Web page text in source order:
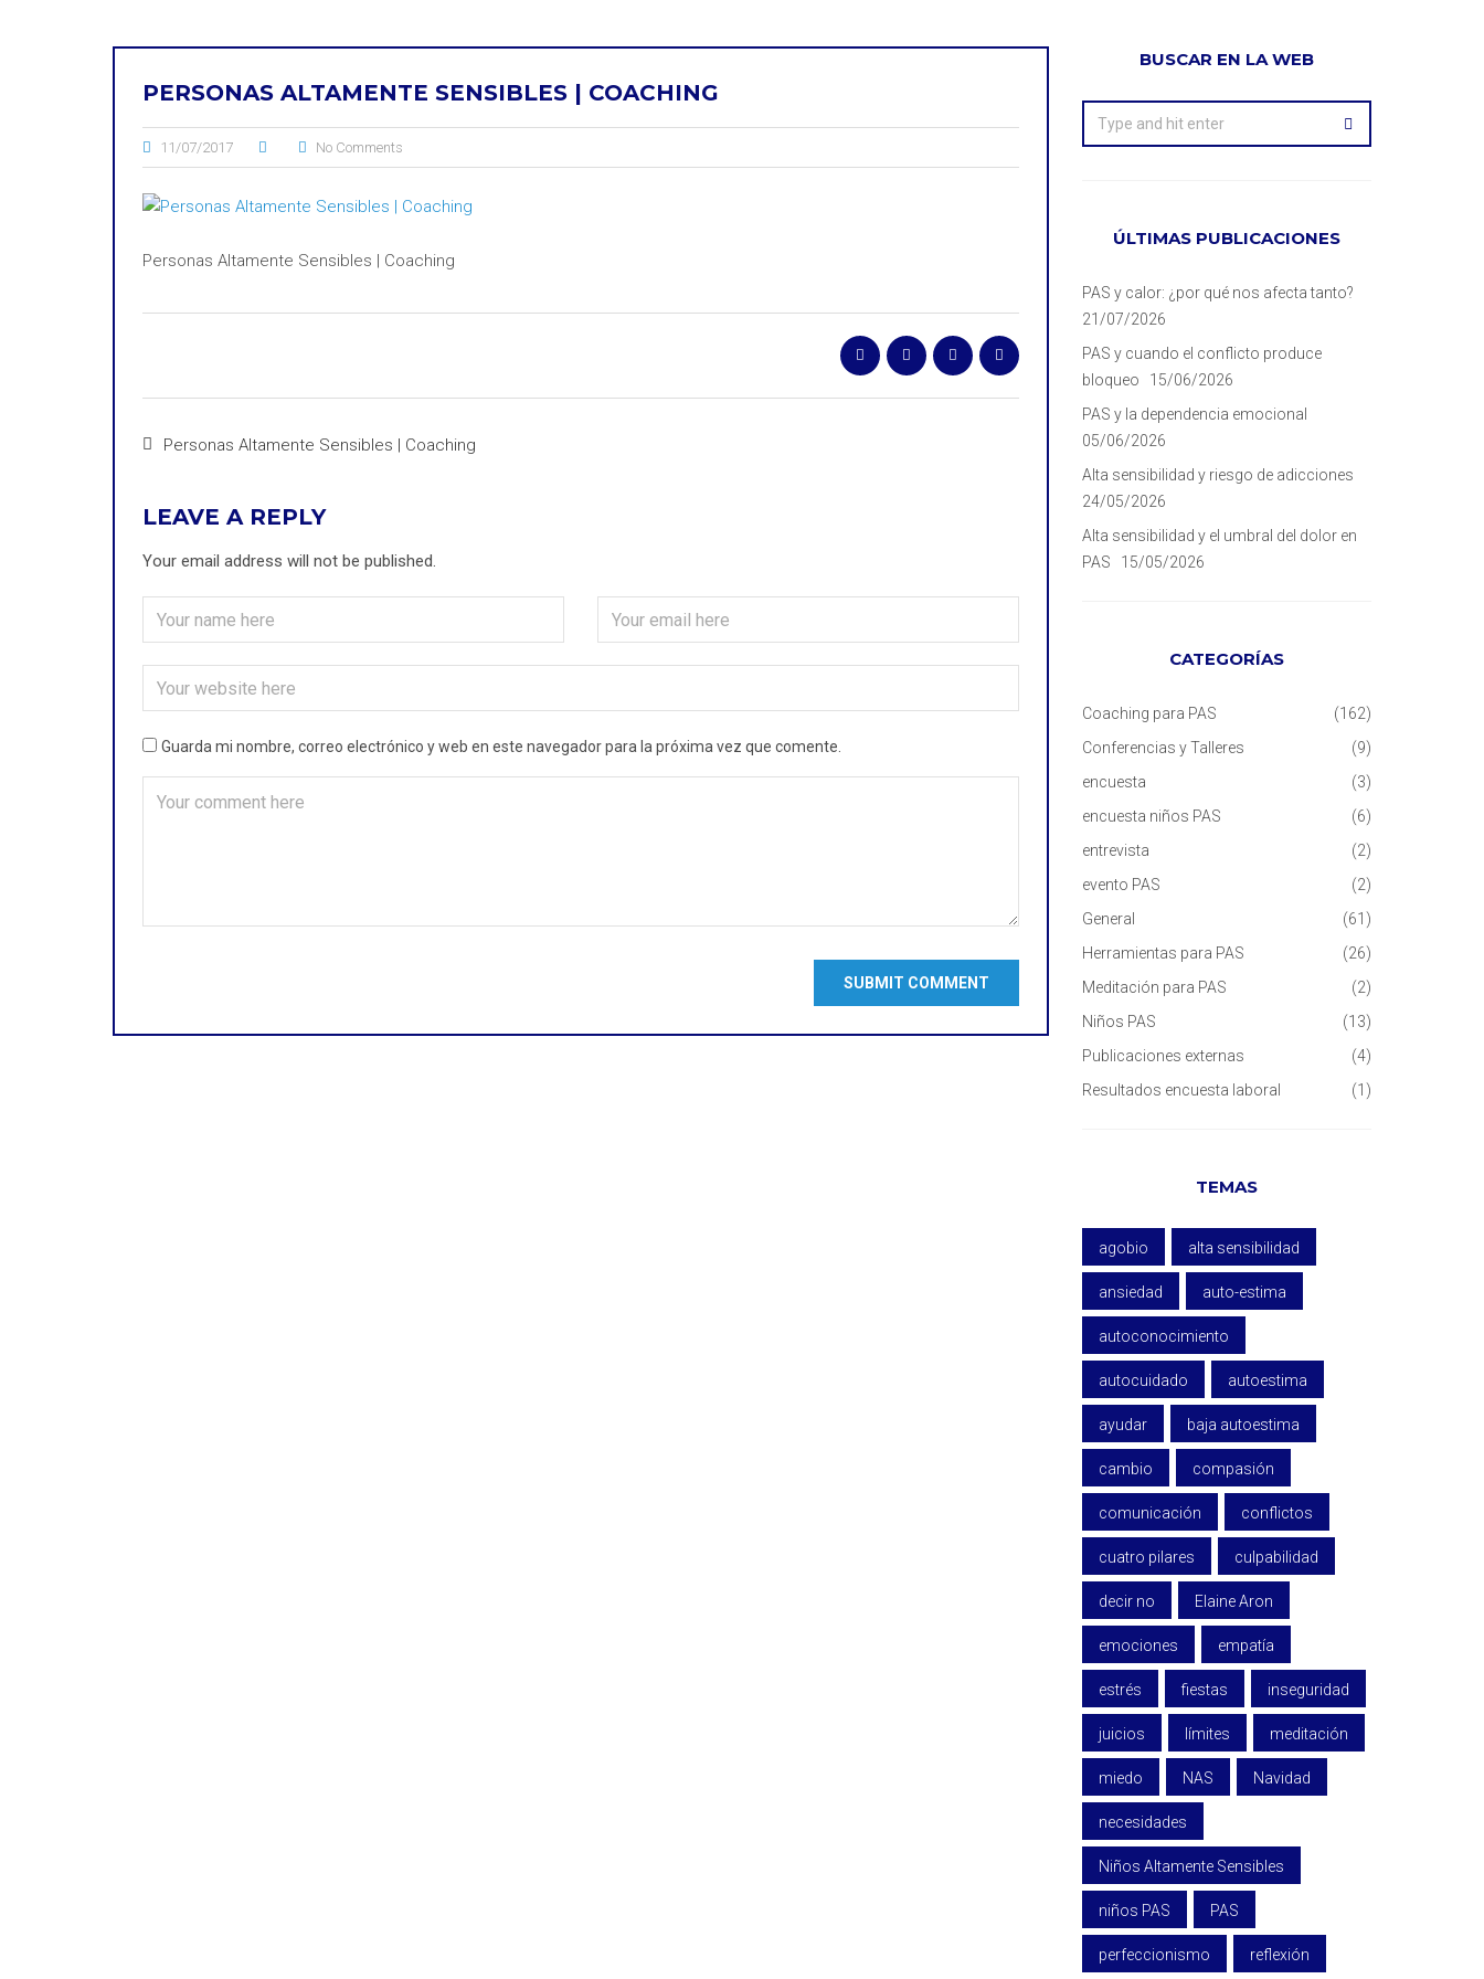
PERSONAS ALTAMENTE SENSIBLES | COACHING
11/07/2017 No Comments
Personas Altamente Sensibles | Coaching
Personas Altamente Sensibles | Coaching
LEAVE A REPLY
Your email address will not be published.
Guarda mi nombre, correo electrónico y web en este navegador para la próxima vez que comente.
BUSCAR EN LA WEB
ÚLTIMAS PUBLICACIONES
PAS y calor: ¿por qué nos afecta tanto?
21/07/2026
PAS y cuando el conflicto produce
bloqueo
15/06/2026
PAS y la dependencia emocional
05/06/2026
Alta sensibilidad y riesgo de adicciones
24/05/2026
Alta sensibilidad y el umbral del dolor en
PAS
15/05/2026
CATEGORÍAS
Coaching para PAS
(162)
Conferencias y Talleres
(9)
encuesta
(3)
encuesta niños PAS
(6)
entrevista
(2)
evento PAS
(2)
General
(61)
Herramientas para PAS
(26)
Meditación para PAS
(2)
Niños PAS
(13)
Publicaciones externas
(4)
Resultados encuesta laboral
(1)
TEMAS
agobio alta sensibilidad
ansiedad auto-estima
autoconocimiento
autocuidado autoestima
ayudar baja autoestima
cambio compasión
comunicación conflictos
cuatro pilares culpabilidad
decir no Elaine Aron
emociones empatía
estrés fiestas inseguridad
juicios límites meditación
miedo NAS Navidad
necesidades
Niños Altamente Sensibles
niños PAS PAS
perfeccionismo reflexión